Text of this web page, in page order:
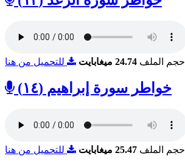
حجم الملف 24.74 ميغابايت للتحميل من هنا
خواطر سورة إبراهيم (١٤)
حجم الملف 25.47 ميغابايت للتحميل من هنا